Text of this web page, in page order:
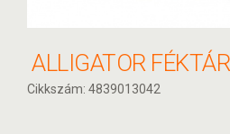
Cikkszám: 4839013042